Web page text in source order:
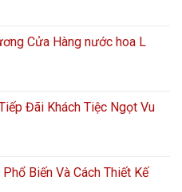
Cửa Hàng nước hoa L
Đãi Khách Tiệc Ngọt Vu
Biến Và Cách Thiết Kế